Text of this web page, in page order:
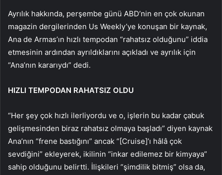
Ayrılık hakkında, perşembe günü ABD’nin en çok okunan
magazin dergilerinden Us Weekly’ye konuşan bir kaynak,
Ana de Armas’ın hızlı tempodan “rahatsız olduğunu” iddia
etmesinin ardından ayrıldıklarını açıkladı ve ayrılık için
“Ana’nın kararıydı” dedi.
HIZLI TEMPODAN RAHATSIZ OLDU
“Her şey çok hızlı ilerliyordu ve o, işlerin bu kadar çabuk
gelişmesinden biraz rahatsız olmaya başladı” diyen kaynak
Ana’nın “frene bastığını” ancak “[Cruise]’ı hâlâ çok
sevdiğini” ekleyerek, ikilinin “inkar edilemez bir kimyaya”
sahip olduğunu belirtti. İlişkileri “şimdilik bitmiş” olsa da,